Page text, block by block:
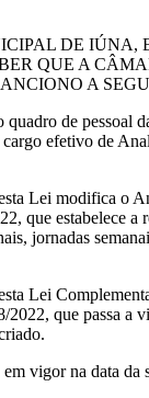
DE IÚNA,
QUE A
A
de pessoal
efetivo de
Lei modifica o
que estabelece a
jornadas
Lei
que passa a
vigor na data da